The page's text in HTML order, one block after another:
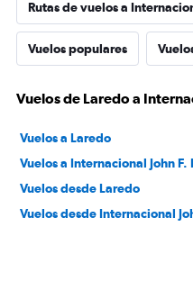
Rutas de vuelos a
Vuelos populares
Vuelos de Laredo a
Vuelos a Laredo
Vuelos a Internacional John F.
Vuelos desde Laredo
Vuelos desde Internacional